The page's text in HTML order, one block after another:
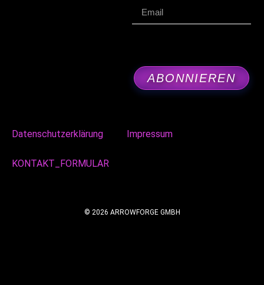
ABONNIEREN
Datenschutzerklärung Impressum
KONTAKT_FORMULAR
© 2026 ARROWFORGE GMBH